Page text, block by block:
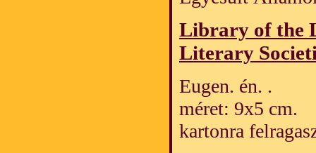
Library of the
Literary
Eugen. én. .
méret: 9x5 cm.
kartonra